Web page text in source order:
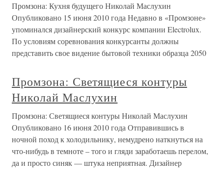
Промзона: Кухня будущего Николай Маслухин
Опубликовано 15 июня 2010 года Недавно в «Промзоне»
упоминался дизайнерский конкурс компании Electrolux.
По условиям соревнования конкурсанты должны
представить свое видение бытовой техники образца 2050
Промзона: Светящиеся контуры
Николай Маслухин
Промзона: Светящиеся контуры Николай Маслухин
Опубликовано 16 июня 2010 года Отправившись в
ночной поход к холодильнику, немудрено наткнуться на
что-нибудь в темноте – того и гляди заработаешь перелом,
да и просто синяк — штука неприятная. Дизайнер